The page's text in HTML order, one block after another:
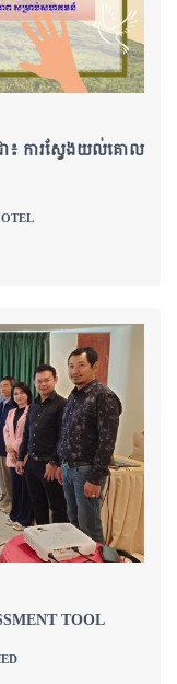
ជា៖ ការស្វែងយល់គោល
TOOL